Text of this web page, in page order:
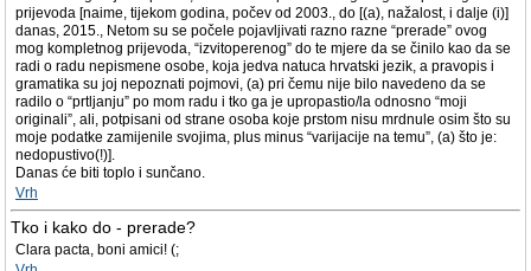
prijevoda [naime, tijekom godina, počev od 2003., do [(a), nažalost, i dalje (i)]
danas, 2015., Netom su se počele pojavljivati razno razne “prerade” ovog
mog kompletnog prijevoda, “izvitoperenog” do te mjere da se činilo kao da se
radi o radu nepismene osobe, koja jedva natuca hrvatski jezik, a pravopis i
gramatika su joj nepoznati pojmovi, (a) pri čemu nije bilo navedeno da se
radilo o “prtljanju” po mom radu i tko ga je upropastio/la odnosno “moji
originali”, ali, potpisani od strane osoba koje prstom nisu mrdnule osim što su
moje podatke zamijenile svojima, plus minus “varijacije na temu”, (a) što je:
nedopustivo(!)].
Danas će biti toplo i sunčano.
Vrh
Tko i kako do - prerade?
Clara pacta, boni amici! (;